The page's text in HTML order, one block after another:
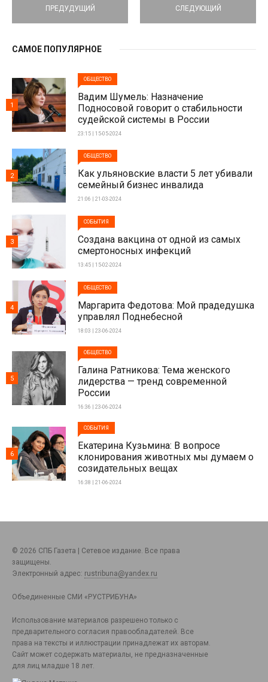
ПРЕДУДУЩИЙ СЛЕДУЮЩИЙ
САМОЕ ПОПУЛЯРНОЕ
ОБЩЕСТВО
Вадим Шумель: Назначение
Подносовой говорит о стабильности
судейской системы в России
23:15 | 15-05-2024
1
ОБЩЕСТВО
Как ульяновские власти 5 лет убивали
семейный бизнес инвалида
21:06 | 21-03-2024
2
СОБЫТИЯ
Создана вакцина от одной из самых
смертоносных инфекций
13:45 | 15-02-2024
3
ОБЩЕСТВО
Маргарита Федотова: Мой прадедушка
управлял Поднебесной
18:03 | 23-06-2024
4
ОБЩЕСТВО
Галина Ратникова: Тема женского
лидерства — тренд современной
России
16:36 | 23-06-2024
5
СОБЫТИЯ
Екатерина Кузьмина: В вопросе
клонирования животных мы думаем о
созидательных вещах
16:38 | 21-06-2024
6
© 2026 СПБ Газета | Сетевое издание. Все права
защищены.
Электронный адрес: rustribuna@yandex.ru
Объединенные СМИ «РУСТРИБУНА»
Использование материалов разрешено только с
предварительного согласия правообладателей. Все
права на тексты и иллюстрации принадлежат их авторам.
Сайт может содержать материалы, не предназначенные
для лиц младше 18 лет.